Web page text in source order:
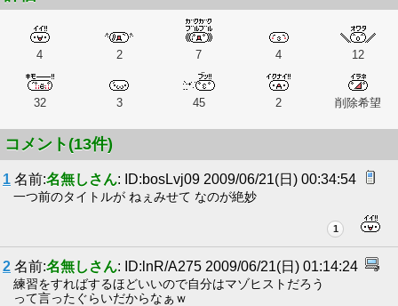
4 2 7 4 12
32 3 45 2 削除希望
コメント(13件)
1 名前:名無しさん: ID:bosLvj09 2009/06/21(日) 00:34:54
一つ前のタイトルが ねぇみせて なのが絶妙
1
2 名前:名無しさん: ID:lnR/A275 2009/06/21(日) 01:14:24
練習をすればするほどいいので自分はマゾヒストだろう
って言ったぐらいだからなぁｗ